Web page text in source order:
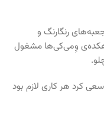
رنگارنگ و
وِمی‌کی‌ها مشغول
کرد هر کاری لازم بود